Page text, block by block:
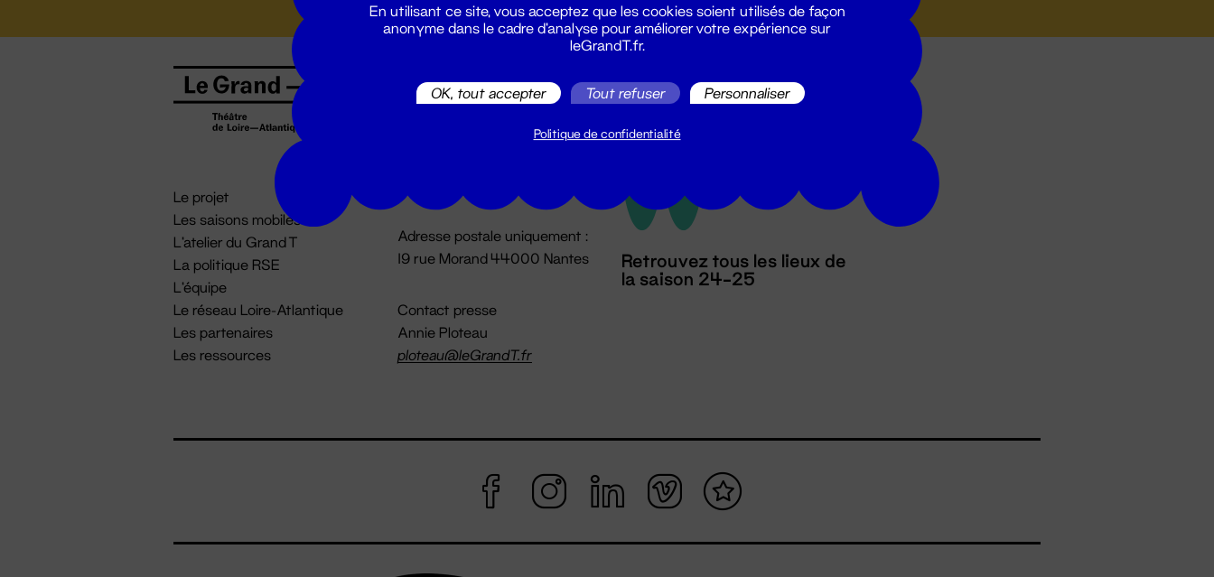
Le projet
Les saisons mobiles
L'atelier du Grand T
La politique RSE
L'équipe
Le réseau Loire-Atlantique
Les partenaires
Les ressources
02 51 88 25 25
Du lundi au vendredi 14h → 18h
Adresse postale uniquement :
19 rue Morand 44000 Nantes
Contact presse
Annie Ploteau
ploteau@leGrandT.fr
Retrouvez tous les lieux de
la saison 24-25
En utilisant ce site, vous acceptez que les cookies soient utilisés de façon
anonyme dans le cadre d'analyse pour améliorer votre expérience sur
leGrandT.fr.
OK, tout accepter Tout refuser Personnaliser
Politique de confidentialité